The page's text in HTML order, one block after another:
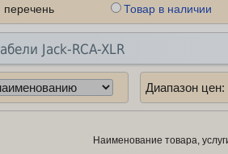
Товар в наличии
Jack-RCA-XLR
Диапазон цен:
Наименование товара,